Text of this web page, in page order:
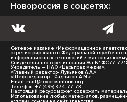
Новороссия в соцсетях:
Сетевое издание «Информационное
зарегистрировано в Федеральной службе по
информационных технологий и массовых
Свидетельство о регистрации Эл № ФС77-
Учредитель — НАО «Царьград медиа».
«Главный редактор- Лукьянов А.А.»
«Шеф-редактор - Садчиков А.М.»
Email: mail@novorosinform.org
Телефон: +7 (495) 374-77-73
Настоящий ресурс может содержать
Использование любых материалов,